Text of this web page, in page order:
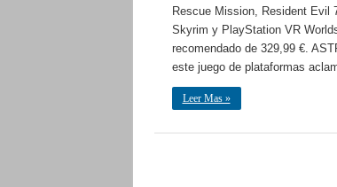
Rescue Mission, Resident Evil
Skyrim y PlayStation VR
recomendado de 329,99 €.
este juego de plataformas
Leer Mas »